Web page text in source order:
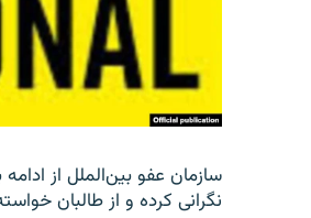
سازمان عفو بین‌الملل از
نگرانی کرده و از طالبان